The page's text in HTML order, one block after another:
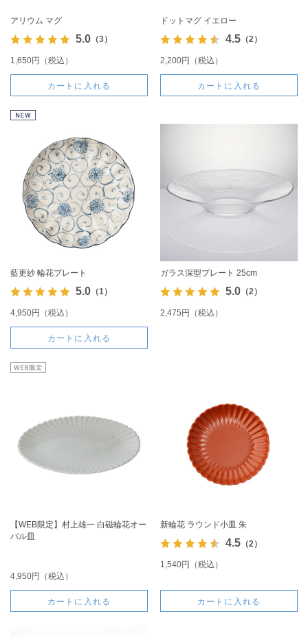
アリウム マグ
5.0（3）
1,650円（税込）
カートに入れる
ドットマグ イエロー
4.5（2）
2,200円（税込）
カートに入れる
藍更紗 輪花プレート
5.0（1）
4,950円（税込）
カートに入れる
ガラス深型プレート 25cm
5.0（2）
2,475円（税込）
【WEB限定】村上雄一 白磁輪花オー
バル皿
4,950円（税込）
カートに入れる
新輪花 ラウンド小皿 朱
4.5（2）
1,540円（税込）
カートに入れる